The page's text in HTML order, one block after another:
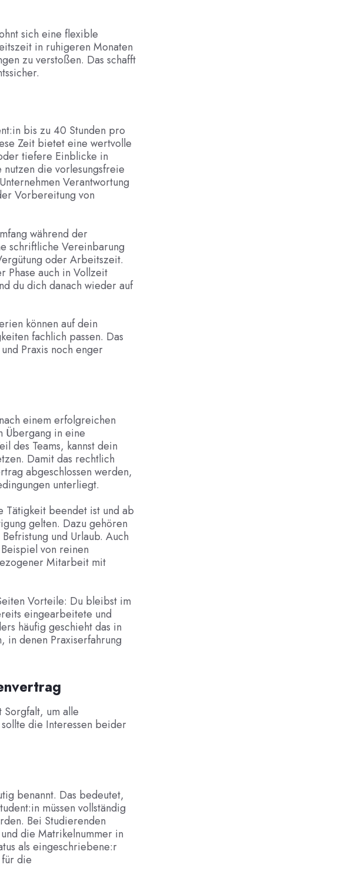
sich eine flexible
in ruhigeren Monaten
zu verstoßen. Das schafft
bis zu 40 Stunden pro
Zeit bietet eine wertvolle
tiefere Einblicke in
die vorlesungsfreie
Verantwortung
Vorbereitung von
während der
schriftliche Vereinbarung
oder Arbeitszeit.
Phase auch in Vollzeit
du dich danach wieder auf
können auf dein
fachlich passen. Das
Praxis noch enger
einem erfolgreichen
Übergang in eine
des Teams, kannst dein
Damit das rechtlich
abgeschlossen werden,
unterliegt.
Tätigkeit beendet ist und ab
gelten. Dazu gehören
und Urlaub. Auch
von reinen
Mitarbeit mit
Vorteile: Du bleibst im
eingearbeitete und
häufig geschieht das in
in denen Praxiserfahrung
um alle
die Interessen beider
benannt. Das bedeutet,
müssen vollständig
Bei Studierenden
die Matrikelnummer in
als eingeschriebene:r
die